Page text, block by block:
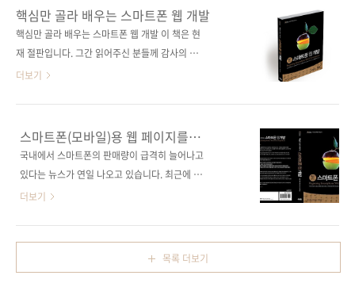
전문 출판사가 없을 정도입니다. 제이펍 또한 향
후 2-3년간은 국내 개발자들에게 다양한 모바일
서적들이 필요할 것이라 판단하고, 스마트폰을
위시한 ..
기 없는 깔끔한 설명에 적절한 예제, 정확한 소스
코드, 그리고 매끄러운 번역 등 자화자찬^^;을
할 수밖에 없는 책입니다. 역자이신 김지원 님께
소스 코드 테스팅을 모두 완료해서 옮겨주셨고,
부록은 2.2에 대한 주요 변경 내용을 잘 정리해
주 중으로 인터넷서점에서 예약판매가 진행될
텐데요, 오늘 그 표지를 먼저 보여드립니다. 원서
는 [Pro Android 2]인데 번역서 제목은 ..
핵심만 골라 배우는 스마트폰 웹 개발
핵심만 골라 배우는 스마트폰 웹 개발 이 책은 현
재 절판입니다. 그간 읽어주신 분들께 감사의 말
씀을 드립니다. 출판사 제이펍 원출판사
Development 저자명 게일 랜 프레데릭(Gail
Rahn Frederick), 라제시 랄(Rajesh Lal) 역자
명 북그래퍼 출판일 2010년 6월 16일 페이지
(Soft Cover) 정 가 26,000원 ISBN 978-89-
94506-00-5 부가기호: 13560 시리즈
I♥Mobile 04 (아이러브모바일 04) 분 야 프로
그래밍 / 소프트웨어 개발/ 모바일 프로그래밍 /
더보기
스마트폰(모바일)용 웹 페이지를
제작하고 싶으신가요?
국내에서 스마트폰의 판매량이 급격히 늘어나고
있다는 뉴스가 연일 나오고 있습니다. 최근에 출
시된 팬택의 시리우스, 삼성의 갤럭시A 등의 안
량의 스마트폰이 판매되고 있다고 합니다. (국내
스마트폰 사용자 ‘급증’ 220만명 참조) 곧 출시
더보기
목록 더보기